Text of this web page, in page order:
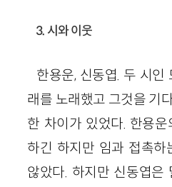
3. 시와 이웃
한용운, 신동엽. 두 시인
래를 노래했고 그것을 기
한 차이가 있었다. 한용
하긴 하지만 임과 접촉하
않았다. 하지만 신동엽은